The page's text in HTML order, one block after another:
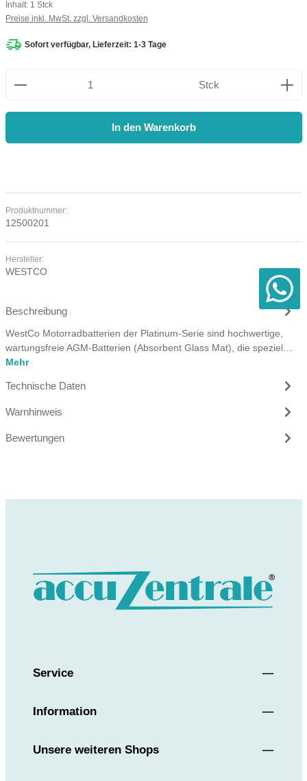
Inhalt: 1 Stck
Preise inkl. MwSt. zzgl. Versandkosten
Sofort verfügbar, Lieferzeit: 1-3 Tage
Produkt Anzahl: Gib den gewünschten Wert ein oder
Stck
In den Warenkorb
Produktnummer:
12500201
Hersteller:
WESTCO
Beschreibung
WestCo Motorradbatterien der Platinum-Serie sind hochwertige,
wartungsfreie AGM-Batterien (Absorbent Glass Mat), die speziel…
Mehr
Technische Daten
Warnhinweis
Bewertungen
Service
Information
Unsere weiteren Shops